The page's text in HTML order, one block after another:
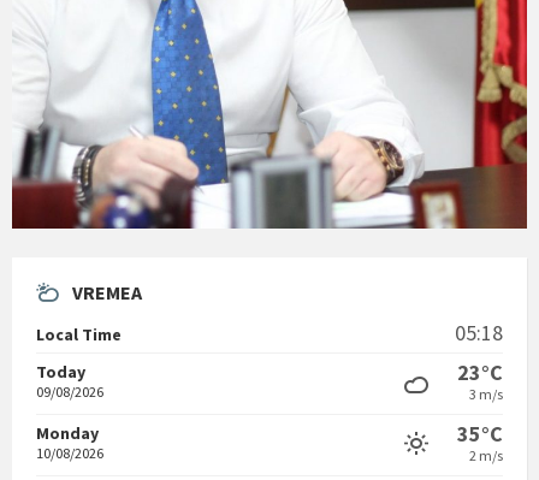
VREMEA
Local Time 05:18
Today
09/08/2026
23°C
3 m/s
Monday
10/08/2026
35°C
2 m/s